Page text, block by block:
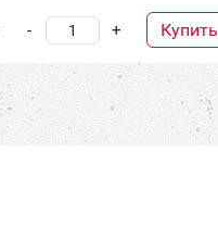
+
- Купить